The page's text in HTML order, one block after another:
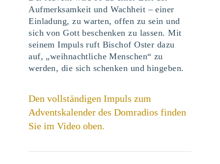
Aufmerksamkeit und Wachheit – einer
Einladung, zu warten, offen zu sein und
sich von Gott beschenken zu lassen. Mit
seinem Impuls ruft Bischof Oster dazu
auf, „weihnachtliche Menschen“ zu
werden, die sich schenken und hingeben.
Den vollständigen Impuls zum
Adventskalender desDomradios finden
Sie im Video oben.